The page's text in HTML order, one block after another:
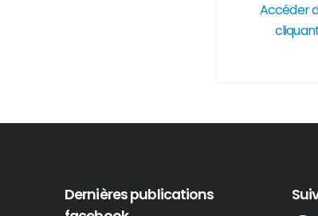
Accéder
Dernières publications